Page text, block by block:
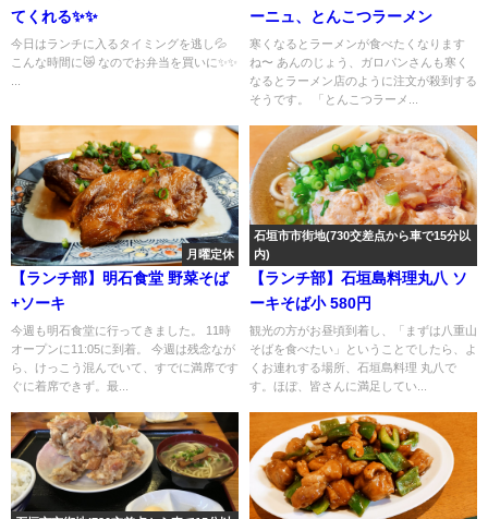
てくれる✨✨
今日はランチに入るタイミングを逃し💦
こんな時間に😿 なのでお弁当を買いに✨✨
ーニュ、とんこつラーメン
寒くなるとラーメンが食べたくなります
ね〜 あんのじょう、ガロパンさんも寒く
なるとラーメン店のように注文が殺到する
そうです。 「とんこつラーメ...
月曜定休
【ランチ部】明石食堂 野菜そば
+ソーキ
今週も明石食堂に行ってきました。 11時
オープンに11:05に到着。 今週は残念なが
ら、けっこう混んでいて、すでに満席です
ぐに着席できず。最...
石垣市市街地(730交差点から車で15分以
内)
【ランチ部】石垣島料理丸八 ソ
ーキそば小 580円
観光の方がお昼頃到着し、「まずは八重山
そばを食べたい」ということでしたら、よ
くお連れする場所、石垣島料理 丸八で
す。ほぼ、皆さんに満足してい...